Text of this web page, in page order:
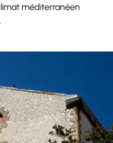
méditerranéen